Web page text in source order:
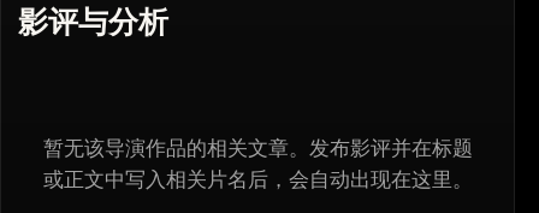
影评与分析
暂无该导演作品的相关文章。发布影评并在标题
或正文中写入相关片名后，会自动出现在这里。